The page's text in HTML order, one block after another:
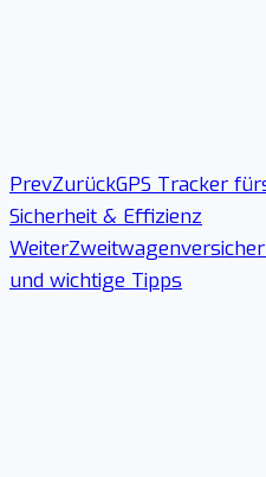
PrevZurückGPS Tracker
Sicherheit & Effizienz
Weiter
und wichtige Tipps